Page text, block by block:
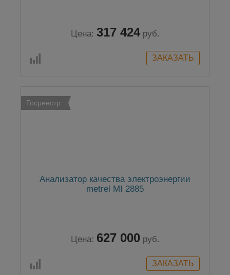
Цена: 317 424 руб.
Госреестр
Анализатор качества электроэнергии
metrel MI 2885
Цена: 627 000 руб.